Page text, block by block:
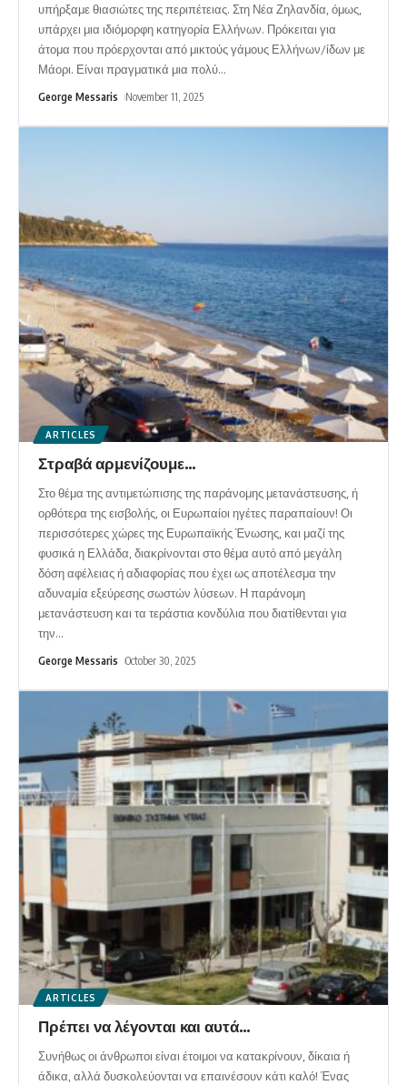
υπήρξαμε θιασιώτες της περιπέτειας. Στη Νέα Ζηλανδία, όμως,
υπάρχει μια ιδιόμορφη κατηγορία Ελλήνων. Πρόκειται για
άτομα που πρόερχονται από μικτούς γάμους Ελλήνων/ίδων με
Μάορι. Είναι πραγματικά μια πολύ…
George Messaris November 11, 2025
ARTICLES
Στραβά αρμενίζουμε…
Στο θέμα της αντιμετώπισης της παράνομης μετανάστευσης, ή
ορθότερα της εισβολής, οι Ευρωπαίοι ηγέτες παραπαίουν! Οι
περισσότερες χώρες της Ευρωπαϊκής Ένωσης, και μαζί της
φυσικά η Ελλάδα, διακρίνονται στο θέμα αυτό από μεγάλη
δόση αφέλειας ή αδιαφορίας που έχει ως αποτέλεσμα την
αδυναμία εξεύρεσης σωστών λύσεων. Η παράνομη
μετανάστευση και τα τεράστια κονδύλια που διατίθενται για
την…
George Messaris October 30, 2025
ARTICLES
Πρέπει να λέγονται και αυτά…
Συνήθως οι άνθρωποι είναι έτοιμοι να κατακρίνουν, δίκαια ή
άδικα, αλλά δυσκολεύονται να επαινέσουν κάτι καλό! Ένας